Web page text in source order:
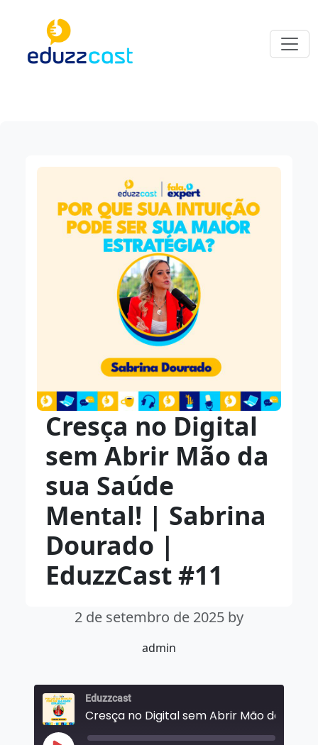
Cresça no Digital
sem Abrir Mão da
sua Saúde
Mental! | Sabrina
Dourado |
EduzzCast #11
2 de setembro de 2025 by
admin
Eduzzcast